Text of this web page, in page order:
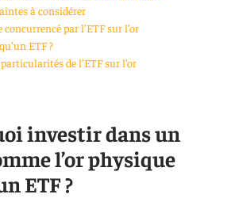
à considérer
concurrencé par l’ETF sur l’or
ETF ?
de l’ETF sur l’or
investir dans un
l’or physique
ETF ?